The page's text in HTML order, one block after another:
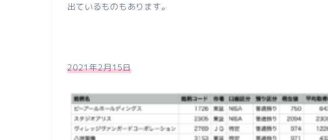
出ているものもあります。
2021年2月15日